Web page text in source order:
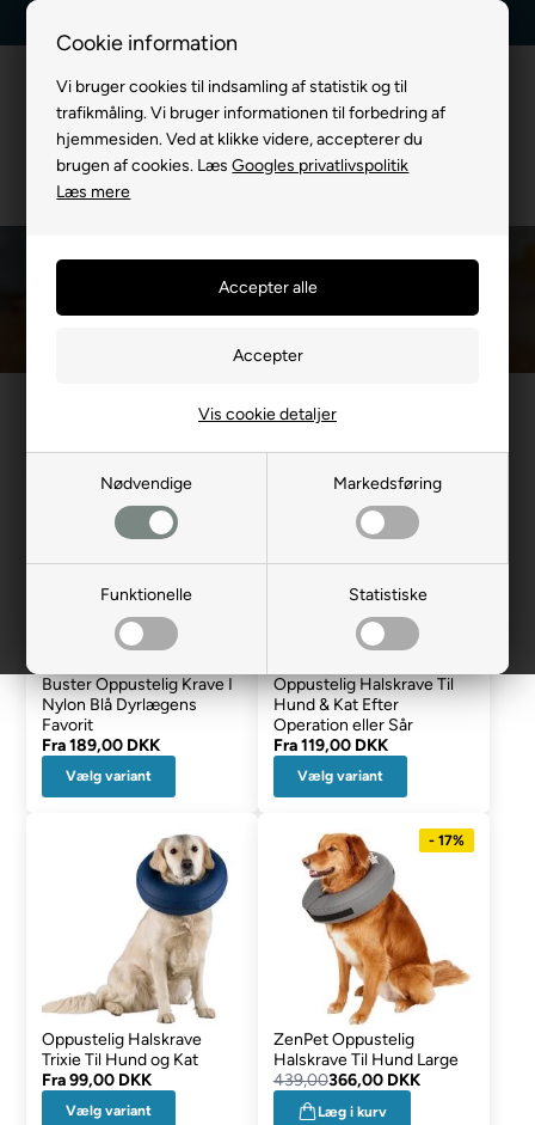
Cookie information
Vi bruger cookies til indsamling af statistik og til
trafikmåling. Vi bruger informationen til forbedring af
hjemmesiden. Ved at klikke videre, accepterer du
brugen af cookies. LæsGoogles privatlivspolitik
Læs mere
Nødvendige Markedsføring
Funktionelle Statistiske
Vis cookie detaljer
Oppustelige Halskraver
Du er her:TIL HUND/Hundens Apotek/Oppustelige Halskraver
Oppustelige halskravet til hunden
Buster Oppustelig Krave I
Nylon Blå Dyrlægens
Favorit
Fra189,00 DKK
Vælg variant
Oppustelig Halskrave Til
Hund & Kat Efter
Operation eller Sår
Fra119,00 DKK
Vælg variant
Oppustelig Halskrave
Trixie Til Hund og Kat
Fra99,00 DKK
Vælg variant
- 17%
ZenPet Oppustelig
Halskrave Til Hund Large
439,00366,00 DKK
Læg i kurv